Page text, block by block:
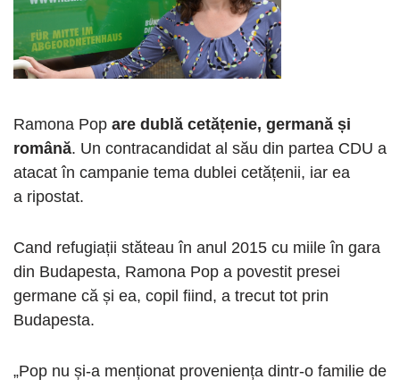
Ramona Pop are dublă cetățenie, germană și
română. Un contracandidat al său din partea CDU a
atacat în campanie tema dublei cetățenii, iar ea
a ripostat.
Cand refugiații stăteau în anul 2015 cu miile în gara
din Budapesta, Ramona Pop a povestit presei
germane că și ea, copil fiind, a trecut tot prin
Budapesta.
„Pop nu și-a menționat proveniența dintr-o familie de